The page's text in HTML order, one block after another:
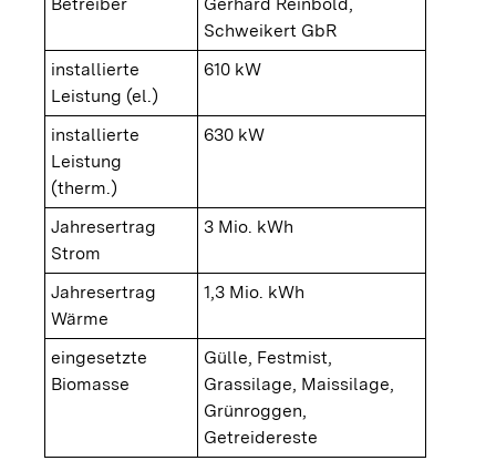
Schweikert GbR
installierte
Leistung (el.)
610 kW
installierte
Leistung
(therm.)
630 kW
Jahresertrag
Strom
3 Mio. kWh
Jahresertrag
Wärme
1,3 Mio. kWh
eingesetzte
Biomasse
Gülle, Festmist,
Grassilage, Maissilage,
Grünroggen,
Getreidereste